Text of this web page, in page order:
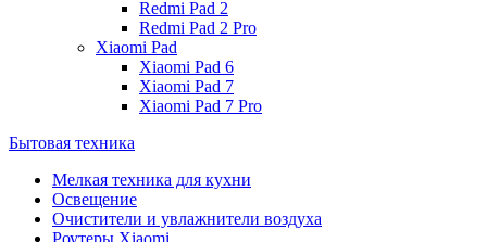
Redmi Pad 2
Redmi Pad 2 Pro
Xiaomi Pad
Xiaomi Pad 6
Xiaomi Pad 7
Xiaomi Pad 7 Pro
Бытовая техника
Мелкая техника для кухни
Освещение
Очистители и увлажнители воздуха
Роутеры Xiaomi